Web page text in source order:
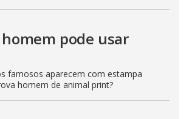
homem pode usar
famosos aparecem com estampa
homem de animal print?